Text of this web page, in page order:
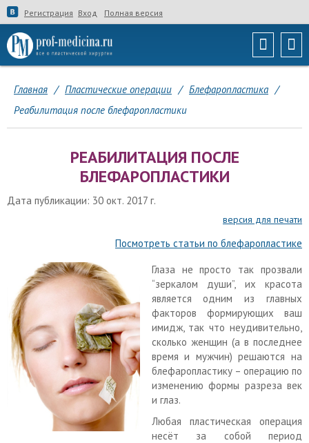
Регистрация Вход Полная версия
Главная / Пластические операции / Блефаропластика /
Реабилитация после блефаропластики
РЕАБИЛИТАЦИЯ ПОСЛЕ
БЛЕФАРОПЛАСТИКИ
Дата публикации: 30 окт. 2017 г.
версия для печати
Посмотреть статьи по блефаропластике
Глаза не просто так прозвали
“зеркалом души”, их красота
является одним из главных
факторов формирующих ваш
имидж, так что неудивительно,
сколько женщин (а в последнее
время и мужчин) решаются на
блефаропластику – операцию по
изменению формы разреза век
и глаз.
Любая пластическая операция
несёт за собой период